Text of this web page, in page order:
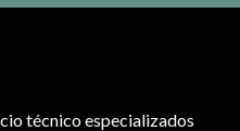
técnico especializados